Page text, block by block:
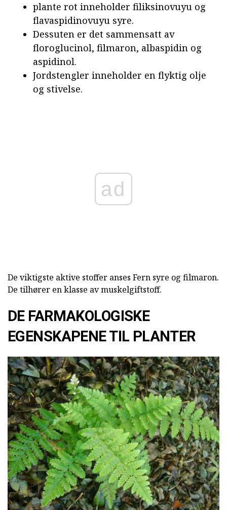
plante rot inneholder filiksinovuyu og
flavaspidinovuyu syre.
Dessuten er det sammensatt av
floroglucinol, filmaron, albaspidin og
aspidinol.
Jordstengler inneholder en flyktig olje
og stivelse.
ad
De viktigste aktive stoffer anses Fern syre og filmaron.
De tilhører en klasse av muskelgiftstoff.
DE FARMAKOLOGISKE
EGENSKAPENE TIL PLANTER